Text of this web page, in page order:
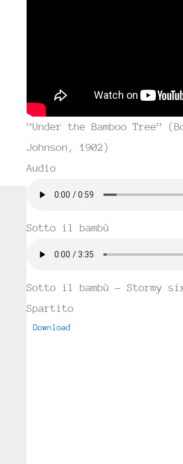
“Under the Bamboo Tree”
Johnson, 1902)
Audio
Sotto il bambù
Sotto il bambù – Stormy
Spartito
Download